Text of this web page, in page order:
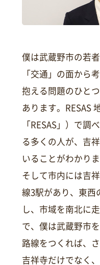
僕は武蔵野市の若
「交通」の面から
抱える問題のひと
あります。RESAS
「RESAS」）で
る多くの人が、吉
いることがわかりま
そして市内には吉
線3駅があり、東西
し、市域を南北に
で、僕は武蔵野市
路線をつくれば、
吉祥寺だけでなく